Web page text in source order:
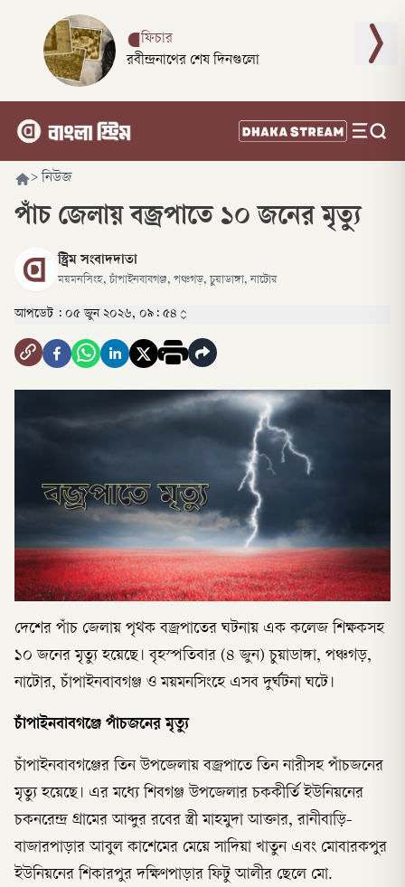
ফিচার
রবীন্দ্রনাথের শেষ দিনগুলো
> নিউজ
পাঁচ জেলায় বজ্রপাতে ১০ জনের মৃত্যু
স্ট্রিম সংবাদদাতা
ময়মনসিংহ, চাঁপাইনবাবগঞ্জ, পঞ্চগড়, চুয়াডাঙ্গা, নাটোর
আপডেট : ০৫ জুন ২০২৬, ০৯: ৫৪
দেশের পাঁচ জেলায় পৃথক বজ্রপাতের ঘটনায় এক কলেজ শিক্ষকসহ
১০ জনের মৃত্যু হয়েছে। বৃহস্পতিবার (৪ জুন) চুয়াডাঙ্গা, পঞ্চগড়,
নাটোর, চাঁপাইনবাবগঞ্জ ও ময়মনসিংহে এসব দুর্ঘটনা ঘটে।
চাঁপাইনবাবগঞ্জে পাঁচজনের মৃত্যু
চাঁপাইনবাবগঞ্জের তিন উপজেলায় বজ্রপাতে তিন নারীসহ পাঁচজনের
মৃত্যু হয়েছে। এর মধ্যে শিবগঞ্জ উপজেলার চককীর্তি ইউনিয়নের
চকনরেন্দ্র গ্রামের আব্দুর রবের স্ত্রী মাহমুদা আক্তার, রানীবাড়ি-
বাজারপাড়ার আবুল কাশেমের মেয়ে সাদিয়া খাতুন এবং মোবারকপুর
ইউনিয়নের শিকারপুর দক্ষিণপাড়ার ফিটু আলীর ছেলে মো.